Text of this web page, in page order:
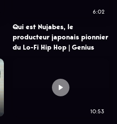
6:02
Qui est Nujabes, le
producteur japonais pionnier
du Lo-Fi Hip Hop | Genius
10:53